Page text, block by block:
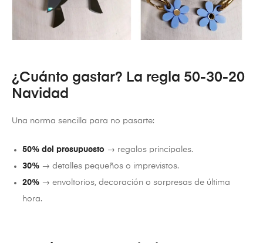
¿Cuánto gastar? La regla 50-30-20
Navidad
Una norma sencilla para no pasarte:
50% del presupuesto → regalos principales.
30% → detalles pequeños o imprevistos.
20% → envoltorios, decoración o sorpresas de última
hora.